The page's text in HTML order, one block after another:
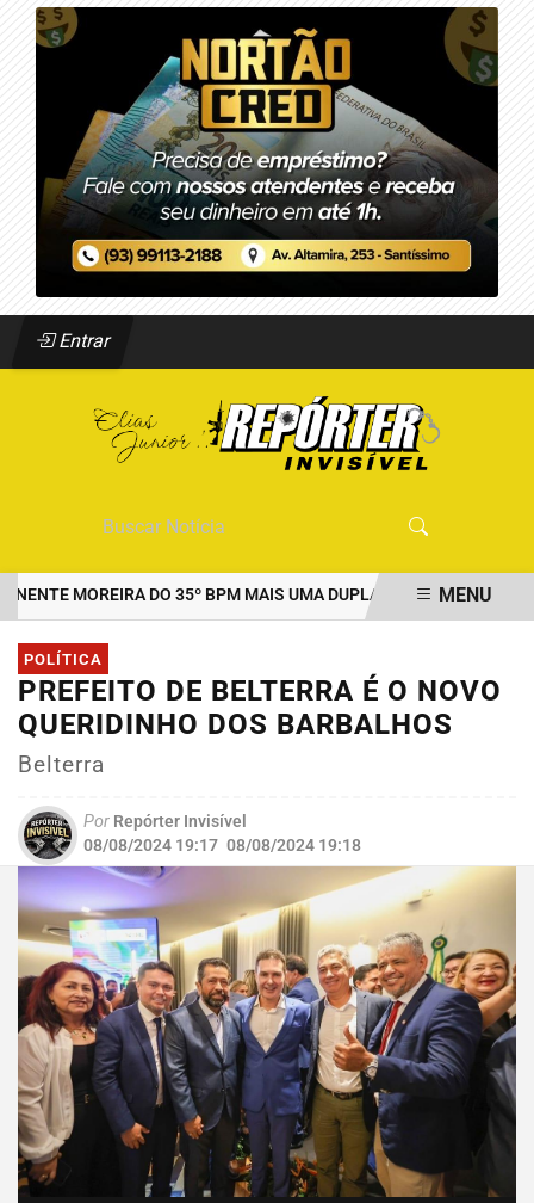
Entrar
MOREIRA DO 35º BPM MAIS UMA DUPLA PRESA POR TRÁFICO
EM ALTA
MENU
POLÍTICA
PREFEITO DE BELTERRA É O NOVO
QUERIDINHO DOS BARBALHOS
Belterra
Por Repórter Invisível
08/08/2024 19:17 08/08/2024 19:18